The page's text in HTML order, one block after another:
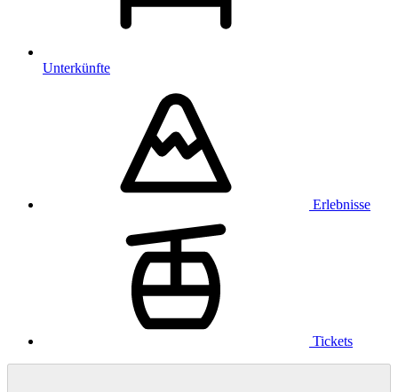
Unterkünfte
Erlebnisse
Tickets